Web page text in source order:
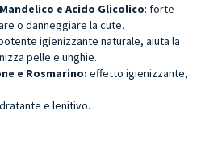
e Acido Glicolico: forte
o danneggiare la cute.
igienizzante naturale, aiuta la
pelle e unghie.
e Rosmarino: effetto igienizzante,
e lenitivo.